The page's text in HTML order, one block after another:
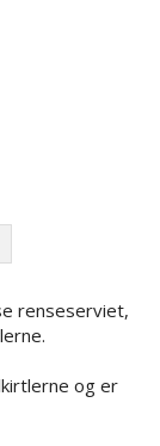
renseserviet,
og er